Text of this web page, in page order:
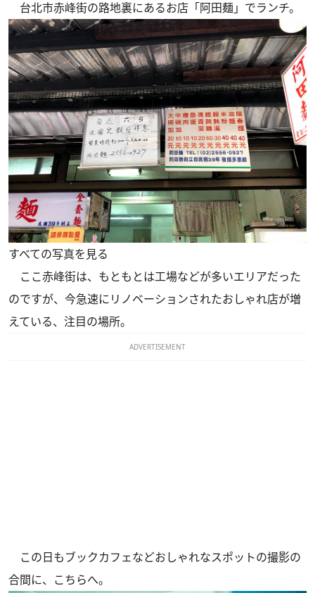
台北市赤峰街の路地裏にあるお店「阿田麺」でランチ。
すべての写真を見る
ここ赤峰街は、もともとは工場などが多いエリアだった
のですが、今急速にリノベーションされたおしゃれ店が増
えている、注目の場所。
ADVERTISEMENT
この日もブックカフェなどおしゃれなスポットの撮影の
合間に、こちらへ。